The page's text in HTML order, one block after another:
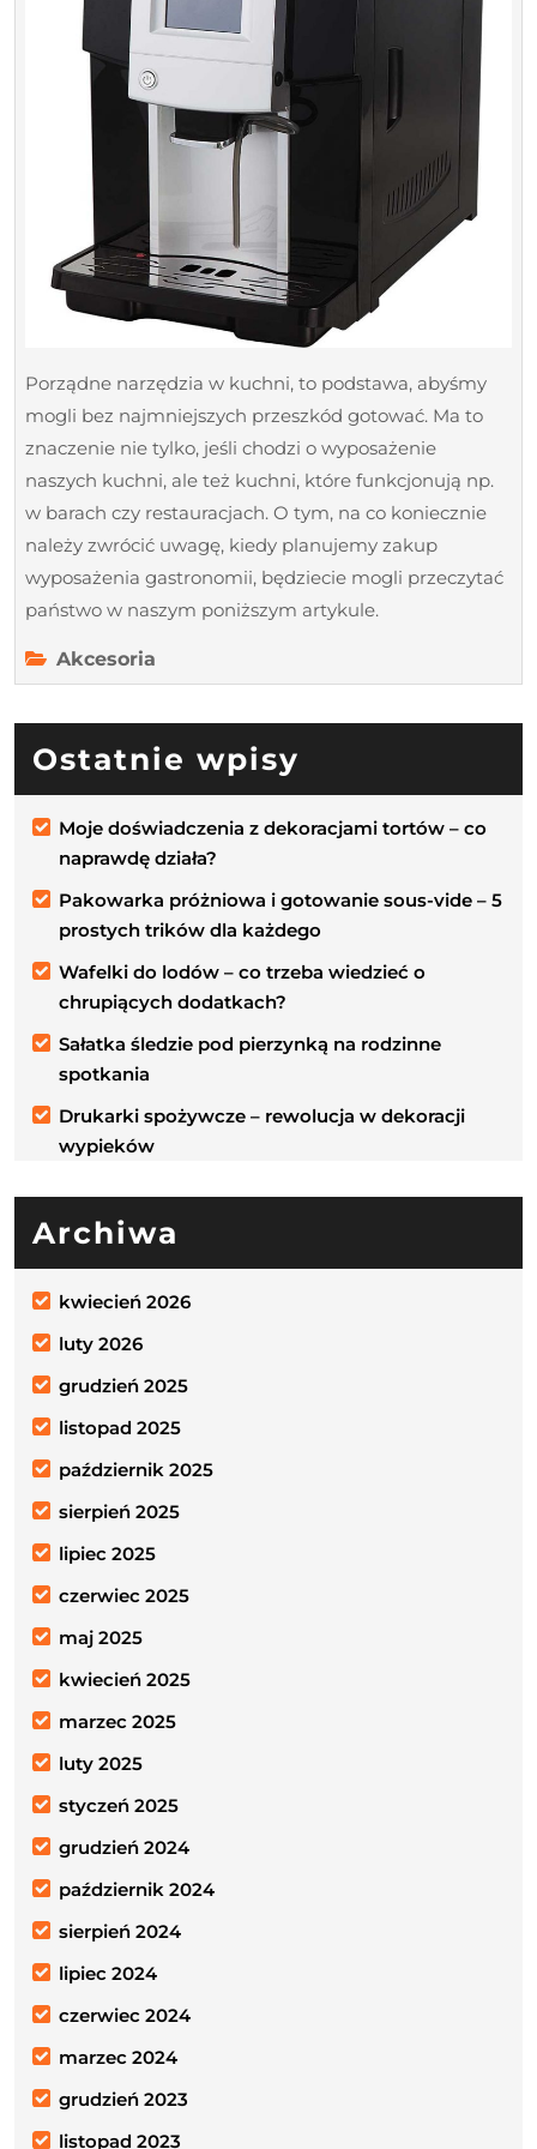
kuchni?
Porządne narzędzia w kuchni, to podstawa, abyśmy
mogli bez najmniejszych przeszkód gotować. Ma to
znaczenie nie tylko, jeśli chodzi o wyposażenie
naszych kuchni, ale też kuchni, które funkcjonują np.
w barach czy restauracjach. O tym, na co koniecznie
należy zwrócić uwagę, kiedy planujemy zakup
wyposażenia gastronomii, będziecie mogli przeczytać
państwo w naszym poniższym artykule.
Akcesoria
Ostatnie wpisy
Moje doświadczenia z dekoracjami tortów – co
naprawdę działa?
Pakowarka próżniowa i gotowanie sous-vide – 5
prostych trików dla każdego
Wafelki do lodów – co trzeba wiedzieć o
chrupiących dodatkach?
Sałatka śledzie pod pierzynką na rodzinne
spotkania
Drukarki spożywcze – rewolucja w dekoracji
wypieków
Archiwa
kwiecień 2026
luty 2026
grudzień 2025
listopad 2025
październik 2025
sierpień 2025
lipiec 2025
czerwiec 2025
maj 2025
kwiecień 2025
marzec 2025
luty 2025
styczeń 2025
grudzień 2024
październik 2024
sierpień 2024
lipiec 2024
czerwiec 2024
marzec 2024
grudzień 2023
listopad 2023